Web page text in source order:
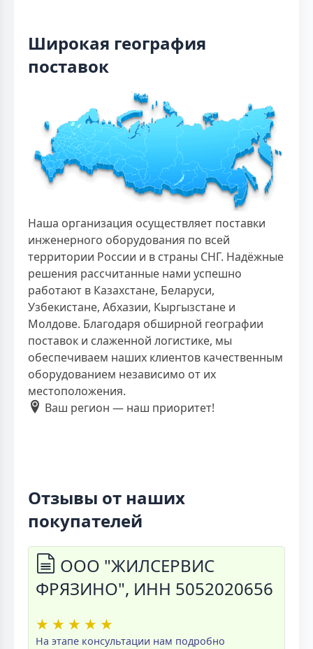
Широкая география
поставок
Наша организация осуществляет поставки
инженерного оборудования по всей
территории России и в страны СНГ. Надёжные
решения рассчитанные нами успешно
работают в Казахстане, Беларуси,
Узбекистане, Абхазии, Кыргызстане и
Молдове. Благодаря обширной географии
поставок и слаженной логистике, мы
обеспечиваем наших клиентов качественным
оборудованием независимо от их
местоположения.
Ваш регион — наш приоритет!
Отзывы от наших
покупателей
ООО "ЖИЛСЕРВИС
ФРЯЗИНО", ИНН 5052020656
★ ★ ★ ★ ★
На этапе консультации нам подробно